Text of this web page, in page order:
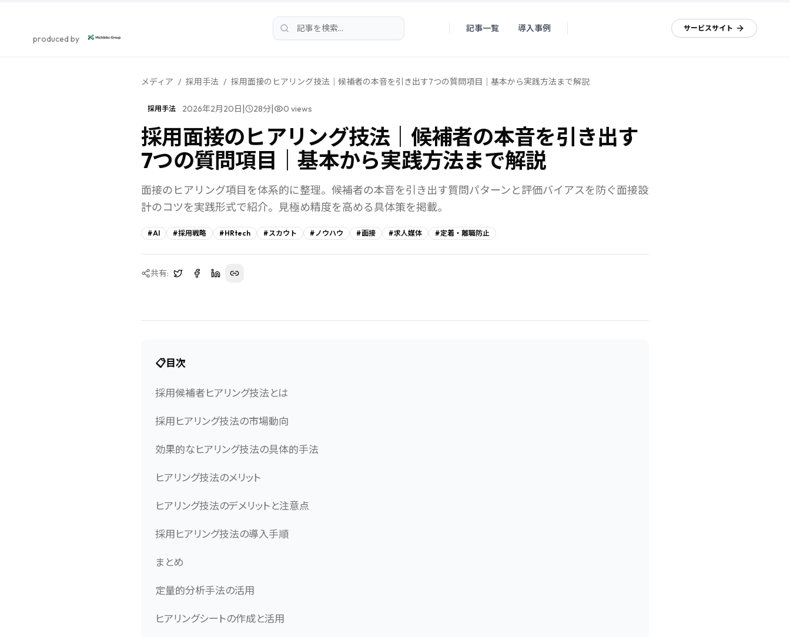
produced by
記事一覧 導入事例 サービスサイト
メディア / 採用手法 / 採用面接のヒアリング技法｜候補者の本音を引き出す7つの質問項目｜基本から実践方法まで解説
採用手法 2026年2月20日 28分 0 views
採用面接のヒアリング技法｜候補者の本音を引き出す
7つの質問項目｜基本から実践方法まで解説
面接のヒアリング項目を体系的に整理。候補者の本音を引き出す質問パターンと評価バイアスを防ぐ面接設
計のコツを実践形式で紹介。見極め精度を高める具体策を掲載。
#AI #採用戦略 #HRtech #スカウト #ノウハウ #面接 #求人媒体 #定着・離職防止
共有:
📋目次
採用候補者ヒアリング技法とは
採用ヒアリング技法の市場動向
効果的なヒアリング技法の具体的手法
ヒアリング技法のメリット
ヒアリング技法のデメリットと注意点
採用ヒアリング技法の導入手順
まとめ
定量的分析手法の活用
ヒアリングシートの作成と活用